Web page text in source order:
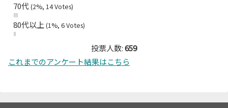
70代(2%, 14 Votes)
80代以上(1%, 6 Votes)
投票人数:659
これまでのアンケート結果はこちら